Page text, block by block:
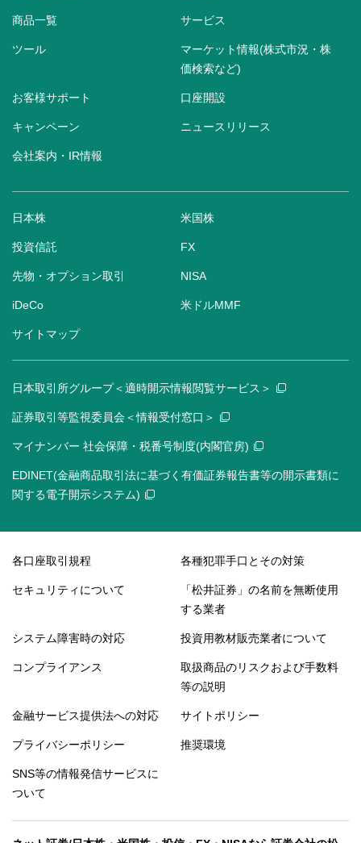
商品一覧 サービス
ツール
マーケット情報(株式市況・株
価検索など)
お客様サポート 口座開設
キャンペーン ニュースリリース
会社案内・IR情報
日本株 米国株
投資信託 FX
先物・オプション取引 NISA
iDeCo 米ドルMMF
サイトマップ
日本取引所グループ＜適時開示情報閲覧サービス＞
証券取引等監視委員会＜情報受付窓口＞
マイナンバー 社会保障・税番号制度(内閣官房)
EDINET(金融商品取引法に基づく有価証券報告書等の開示書類に
関する電子開示システム)
各口座取引規程 各種犯罪手口とその対策
セキュリティについて
「松井証券」の名前を無断使用
する業者
システム障害時の対応 投資用教材販売業者について
コンプライアンス
取扱商品のリスクおよび手数料
等の説明
金融サービス提供法への対応 サイトポリシー
プライバシーポリシー 推奨環境
SNS等の情報発信サービスに
ついて